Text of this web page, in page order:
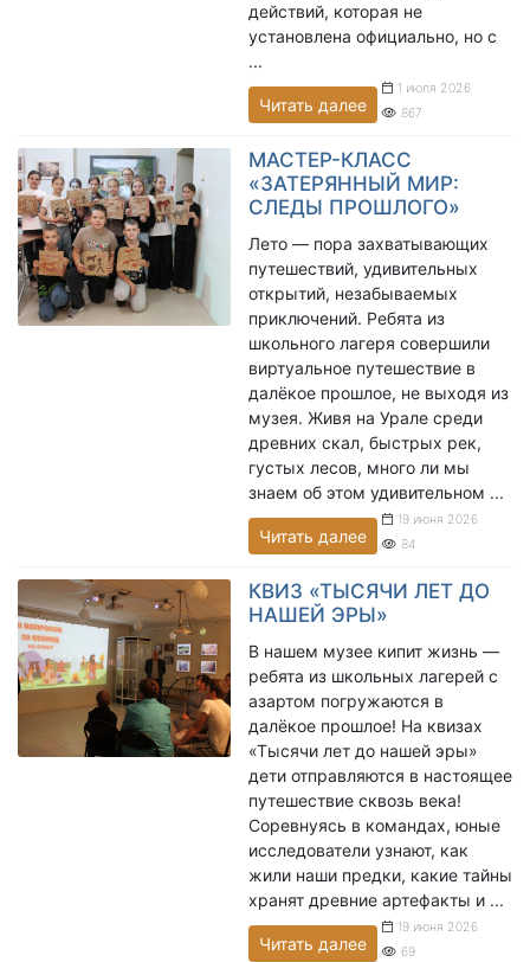
действий, которая не
установлена официально, но с
...
1 июля 2026
867
Читать далее
МАСТЕР-КЛАСС
«ЗАТЕРЯННЫЙ МИР:
СЛЕДЫ ПРОШЛОГО»
Лето — пора захватывающих
путешествий, удивительных
открытий, незабываемых
приключений. Ребята из
школьного лагеря совершили
виртуальное путешествие в
далёкое прошлое, не выходя из
музея. Живя на Урале среди
древних скал, быстрых рек,
густых лесов, много ли мы
знаем об этом удивительном ...
19 июня 2026
84
Читать далее
КВИЗ «ТЫСЯЧИ ЛЕТ ДО
НАШЕЙ ЭРЫ»
В нашем музее кипит жизнь —
ребята из школьных лагерей с
азартом погружаются в
далёкое прошлое! На квизах
«Тысячи лет до нашей эры»
дети отправляются в настоящее
путешествие сквозь века!
Соревнуясь в командах, юные
исследователи узнают, как
жили наши предки, какие тайны
хранят древние артефакты и ...
19 июня 2026
69
Читать далее